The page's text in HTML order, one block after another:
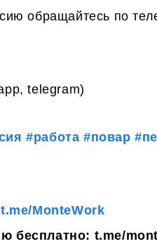
обращайтесь по
telegram)
#работа #повар
t.me/MonteWork
бесплатно: t.me/